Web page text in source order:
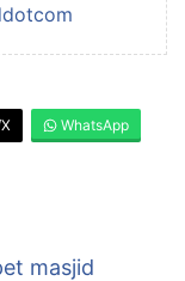
WhatsApp
masjid